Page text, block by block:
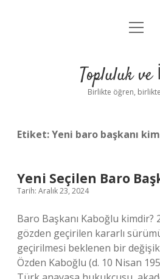
Anasayfa
Yasal Uyarı
menüyü
Topluluk ve
Birlikte öğren,
Etiket:Yeni baro başkanı kim
Yeni Seçilen Baro
Tarih: Aralık 23, 2024
Baro Başkanı Kaboğlu kimdir?
gözden geçirilen kararlı
geçirilmesi beklenen bir
Özden Kaboğlu (d. 10 Nisan